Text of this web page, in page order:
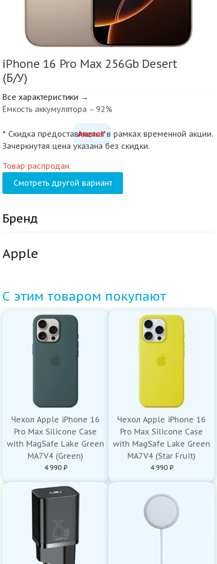
iPhone 16 Pro Max 256Gb Desert
(Б/У)
Все характеристики →
Ёмкость аккумулятора – 92%
Акция!*
* Скидка предоставляется в рамках временной акции.
Зачеркнутая цена указана без скидки.
Товар распродан.
Смотреть другой вариант
Бренд
Apple
С этим товаром покупают
Чехол Apple iPhone 16
Pro Max Silicone Case
with MagSafe Lake Green
MA7V4 (Green)
4 990 ₽
Чехол Apple iPhone 16
Pro Max Silicone Case
with MagSafe Lake Green
MA7V4 (Star Fruit)
4 990 ₽